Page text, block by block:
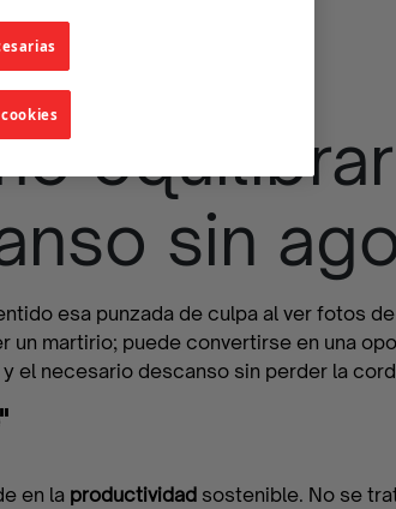
equilibrar
sin
esa punzada de culpa al ver fotos
un martirio; puede convertirse en una
el necesario descanso sin perder la
en la productividad sostenible. No se